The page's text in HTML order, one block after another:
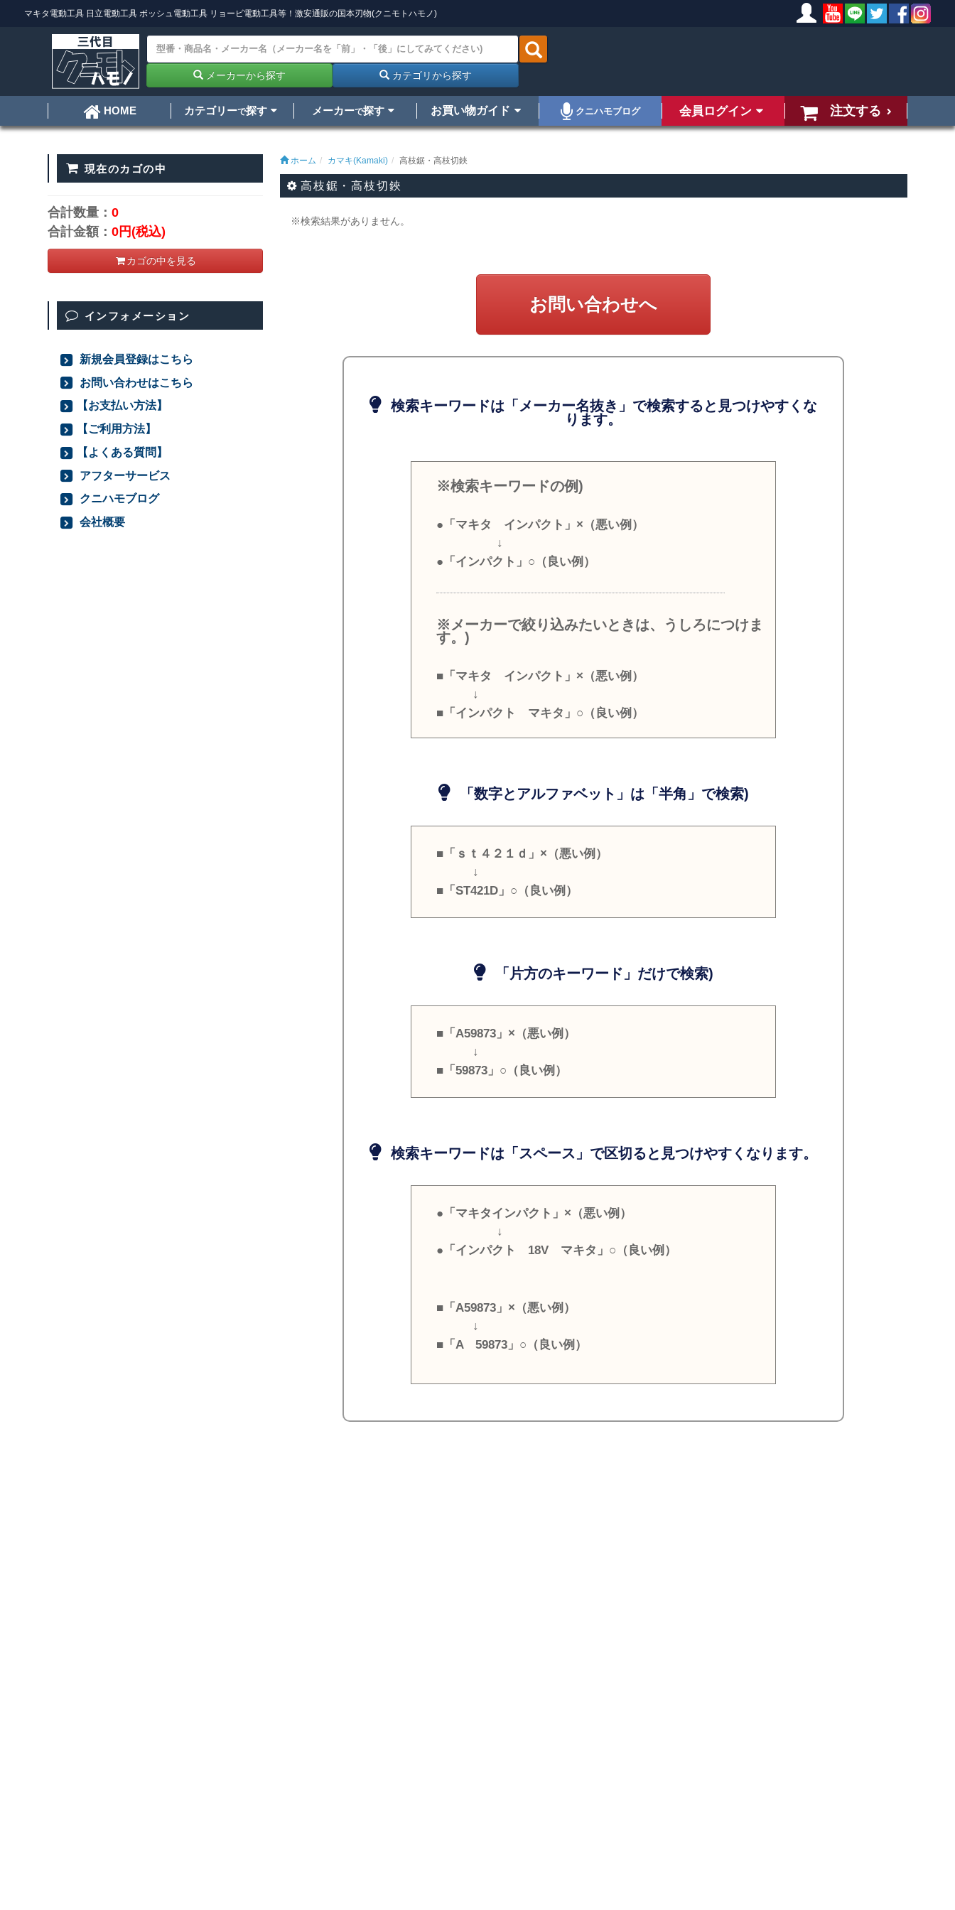
マキタ電動工具 日立電動工具 ボッシュ電動工具 リョービ電動工具等！激安通販の国本刃物(クニモトハモノ)
メーカーから探す カテゴリから探す
HOME カテゴリーで探す メーカーで探す お買い物ガイド クニハモブログ 会員ログイン 注文する
ホーム カマキ(Kamaki) 高枝鋸・高枝切鋏
高枝鋸・高枝切鋏
※検索結果がありません。
お問い合わせへ
検索キーワードは「メーカー名抜き」で検索すると見つけやすくな
ります。
※検索キーワードの例)
●「マキタ インパクト」×（悪い例）
↓
●「インパクト」○（良い例）
※メーカーで絞り込みたいときは、うしろにつけま
す。)
■「マキタ インパクト」×（悪い例）
↓
■「インパクト マキタ」○（良い例）
「数字とアルファベット」は「半角」で検索)
■「ｓｔ４２１ｄ」×（悪い例）
↓
■「ST421D」○（良い例）
「片方のキーワード」だけで検索)
■「A59873」×（悪い例）
↓
■「59873」○（良い例）
検索キーワードは「スペース」で区切ると見つけやすくなります。
●「マキタインパクト」×（悪い例）
↓
●「インパクト 18V マキタ」○（良い例）
■「A59873」×（悪い例）
↓
■「A 59873」○（良い例）
現在のカゴの中
合計数量：0
合計金額：0円(税込)
カゴの中を見る
インフォメーション
新規会員登録はこちら
お問い合わせはこちら
【お支払い方法】
【ご利用方法】
【よくある質問】
アフターサービス
クニハモブログ
会社概要